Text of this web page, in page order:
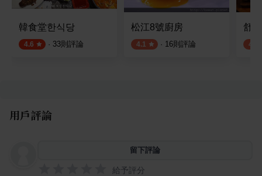
韓食堂한식당
4.6 · 33則評論
松江8號廚房
4.1 · 16則評論
舒
4.2
用戶評論
留下評論
給予評分